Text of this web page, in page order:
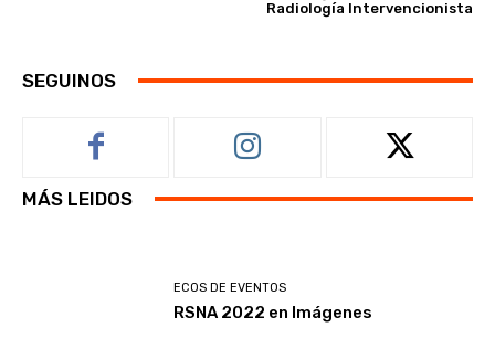
Radiología Intervencionista
SEGUINOS
MÁS LEIDOS
ECOS DE EVENTOS
RSNA 2022 en Imágenes